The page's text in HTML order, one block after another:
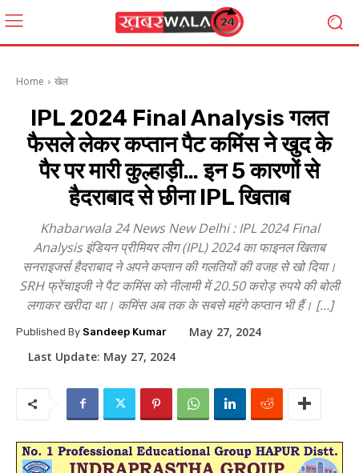
Home खेल
IPL 2024 Final Analysis गलत
फैसले लेकर कप्तान पैट कमिंस ने खुद के
पैर पर मारी कुल्हाड़ी… इन 5 कारणों से
हैदराबाद से छीना IPL खिताब
Khabarwala 24 News New Delhi : IPL 2024 Final
Analysis इंडियन प्रीमियर लीग (IPL) 2024 का फाइनल खिताब
सनराइजर्स हैदराबाद ने अपने कप्तान की गलतियों की वजह से खो दिया।
SRH फ्रेंचाइजी ने पैट कमिंस को नीलामी में 20.50 करोड़ रुपये की बोली
लगाकर खरीदा था। कमिंस अब तक के सबसे महंगे कप्तान भी हैं। […]
Published By Sandeep Kumar
May 27, 2024
Last Update: May 27, 2024